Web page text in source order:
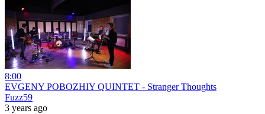
8:00
EVGENY POBOZHIY QUINTET - Stranger Thoughts
Fuzz59
3 years ago